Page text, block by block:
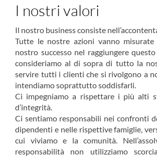
I nostri valori
Il nostro business consiste
Tutte le nostre azioni vanno
nostro successo nel raggiungere
consideriamo al di sopra di tutto la
servire tutti i clienti che si rivolgono a
intendiamo soprattutto soddisfarli.
Ci impegniamo a rispettare i più alti
d’integrità.
Ci sentiamo responsabili nei confronti
dipendenti e nelle rispettive famiglie,
cui viviamo e la comunità.
responsabilità non utilizziamo